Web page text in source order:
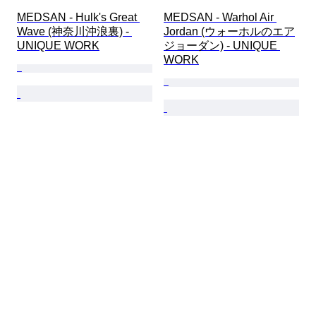
MEDSAN - Hulk's Great
Wave (神奈川沖浪裏) -
UNIQUE WORK
MEDSAN - Warhol Air
Jordan (ウォーホルのエア
ジョーダン) - UNIQUE
WORK